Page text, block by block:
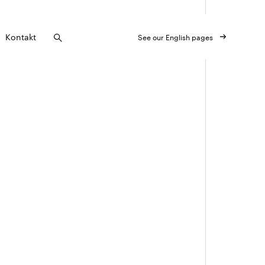
Kontakt See our English pages